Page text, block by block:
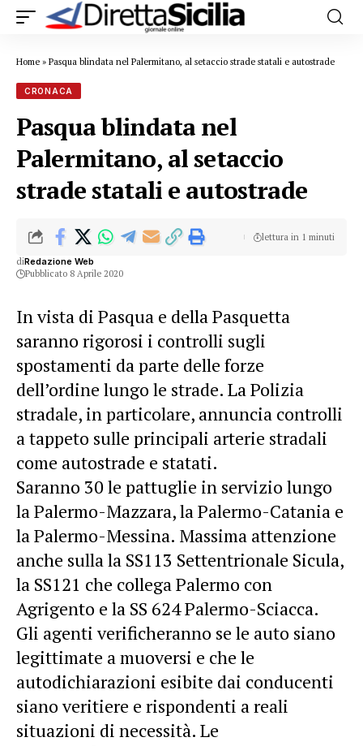
Home » Pasqua blindata nel Palermitano, al setaccio strade statali e autostrade
CRONACA
Pasqua blindata nel
Palermitano, al setaccio
strade statali e autostrade
diRedazione Web
Pubblicato 8 Aprile 2020
lettura in 1 minuti
In vista di Pasqua e della Pasquetta
saranno rigorosi i controlli sugli
spostamenti da parte delle forze
dell’ordine lungo le strade. La Polizia
stradale, in particolare, annuncia controlli
a tappeto sulle principali arterie stradali
come autostrade e statati.
Saranno 30 le pattuglie in servizio lungo
la Palermo-Mazzara, la Palermo-Catania e
la Palermo-Messina. Massima attenzione
anche sulla la SS113 Settentrionale Sicula,
la SS121 che collega Palermo con
Agrigento e la SS 624 Palermo-Sciacca.
Gli agenti verificheranno se le auto siano
legittimate a muoversi e che le
autodichiarazioni esibite dai conducenti
siano veritiere e rispondenti a reali
situazioni di necessità. Le